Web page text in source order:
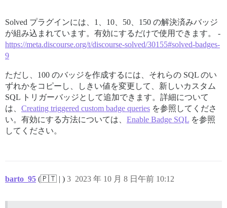
Solved プラグインには、1、10、50、150 の解決済みバッジ
が組み込まれています。有効にするだけで使用できます。 -
https://meta.discourse.org/t/discourse-solved/30155#solved-badges-
9
ただし、100 のバッジを作成するには、それらの SQL のい
ずれかをコピーし、しきい値を変更して、新しいカスタム
SQL トリガーバッジとして追加できます。詳細について
は、 Creating triggered custom badge queries を参照してくださ
い。有効にする方法については、 Enable Badge SQL を参照
してください。
barto_95 (🇵🇹 | ) 2023 年 10 月 8 日午前 10:12
3